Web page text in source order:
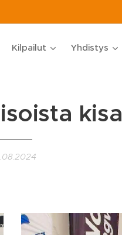
Kilpailut Yhdistys